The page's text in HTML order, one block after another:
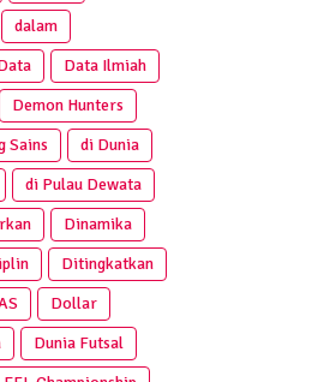
dalam
Data Ilmiah
Demon Hunters
Sains
di Dunia
di Pulau Dewata
Dinamika
Ditingkatkan
Dollar
Dunia Futsal